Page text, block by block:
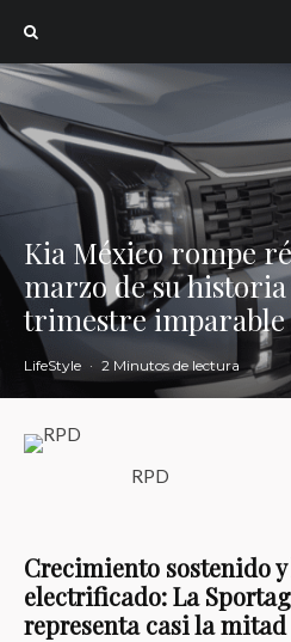
Kia México rompe
marzo de su
trimestre imparable
LifeStyle · 2 Minutos de lectura
RPD
Crecimiento sostenido
electrificado: La
representa casi la mitad